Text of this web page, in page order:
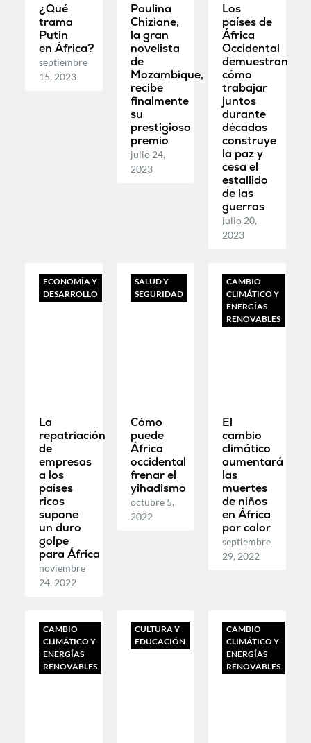
¿Qué
trama
Putin
en África?
septiembre
15, 2023
Paulina
Chiziane,
la gran
novelista
de
Mozambique,
recibe
finalmente
su
prestigioso
premio
julio 24,
2023
Los
países de
África
Occidental
demuestran
cómo
trabajar
juntos
durante
décadas
construye
la paz y
cesa el
estallido
de las
guerras
julio 20,
2023
ECONOMÍA Y
DESARROLLO
La
repatriación
de
empresas
a los
países
ricos
supone
un duro
golpe
para África
noviembre
24, 2022
SALUD Y
SEGURIDAD
Cómo
puede
África
occidental
frenar el
yihadismo
octubre 5,
2022
CAMBIO
CLIMÁTICO Y
ENERGÍAS
RENOVABLES
El
cambio
climático
aumentará
las
muertes
de niños
en África
por calor
septiembre
29, 2022
CAMBIO
CLIMÁTICO Y
ENERGÍAS
RENOVABLES
CULTURA Y
EDUCACIÓN
CAMBIO
CLIMÁTICO Y
ENERGÍAS
RENOVABLES